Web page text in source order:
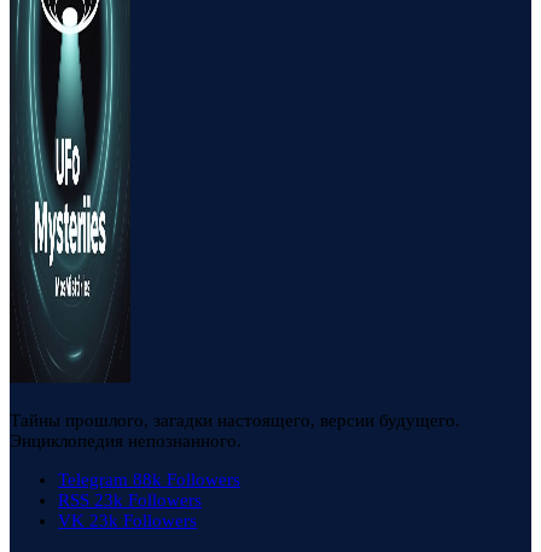
Тайны прошлого, загадки настоящего, версии будущего.
Энциклопедия непознанного.
Telegram 88k Followers
RSS 23k Followers
VK 23k Followers